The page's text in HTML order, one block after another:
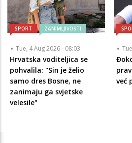
SPORT ZANIMLJIVOSTI
Tue, 4 Aug 2026 - 08:03
Hrvatska voditeljica se
pohvalila: "Sin je želio
samo dres Bosne, ne
zanimaju ga svjetske
velesile"
već